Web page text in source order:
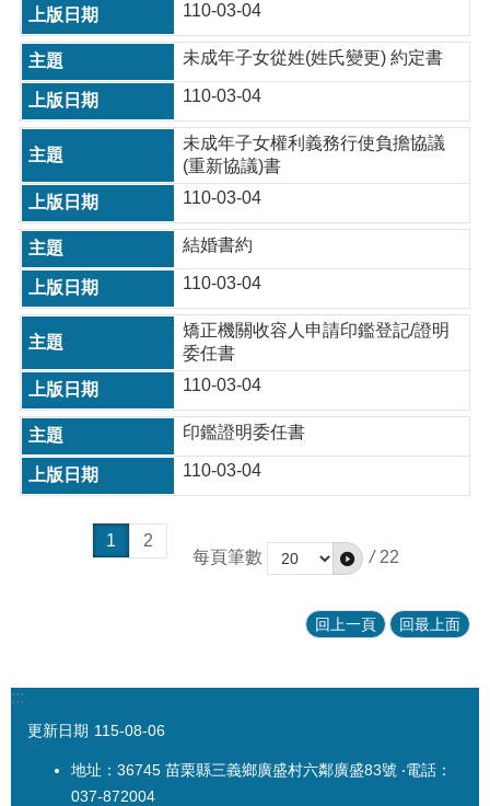
110-03-04
未成年子女從姓(姓氏變更) 約定書
110-03-04
未成年子女權利義務行使負擔協議
(重新協議)書
110-03-04
結婚書約
110-03-04
矯正機關收容人申請印鑑登記/證明
委任書
110-03-04
印鑑證明委任書
110-03-04
1
2
每頁筆數
/ 22
回上一頁 回最上面
:::
更新日期 115-08-06
地址：36745 苗栗縣三義鄉廣盛村六鄰廣盛83號 ‧電話：
037-872004